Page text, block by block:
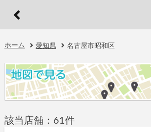
ホーム 愛知県 名古屋市昭和区
該当店舗：61件